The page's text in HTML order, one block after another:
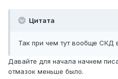
Цитата
Так при чем тут вообще СКД
Давайте для начала начнем
отмазок меньше было.